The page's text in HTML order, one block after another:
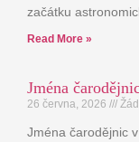
začátku
Read More »
Jména
26 června, 2026
Jména čarodějnic